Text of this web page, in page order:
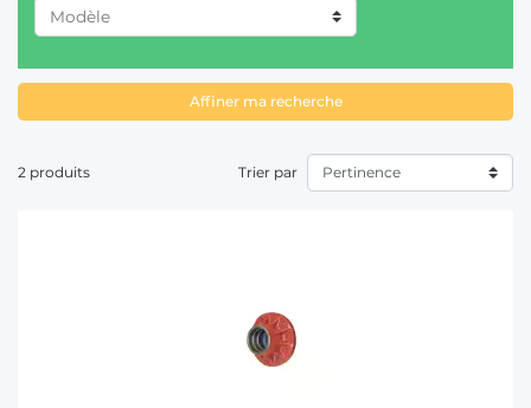
CASE IH (1)
DEUTZ-FAHR (1)
Affiner ma recherche
2 produits Trier par